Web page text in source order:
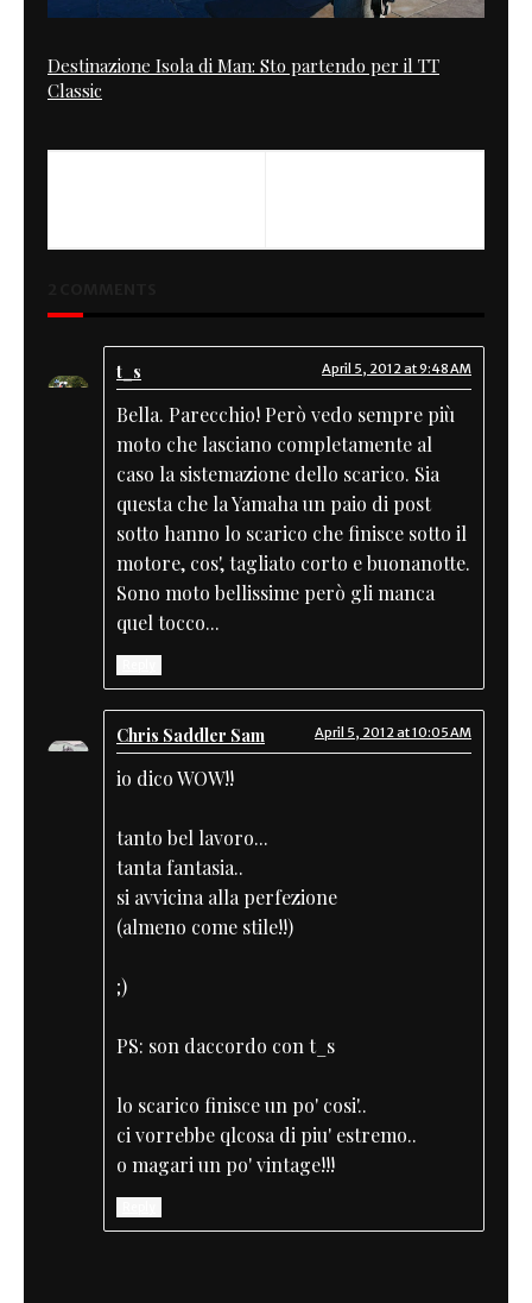
Destinazione Isola di Man: Sto partendo per il TT
Classic
t_s April 5, 2012 at 9:48 AM
Bella. Parecchio! Però vedo sempre più
moto che lasciano completamente al
caso la sistemazione dello scarico. Sia
questa che la Yamaha un paio di post
sotto hanno lo scarico che finisce sotto il
motore, cos', tagliato corto e buonanotte.
Sono moto bellissime però gli manca
quel tocco...
Chris Saddler Sam April 5, 2012 at 10:05 AM
io dico WOW!!
tanto bel lavoro...
tanta fantasia..
si avvicina alla perfezione
(almeno come stile!!)
;)
PS: son daccordo con t_s
lo scarico finisce un po' cosi'..
ci vorrebbe qlcosa di piu' estremo..
o magari un po' vintage!!!